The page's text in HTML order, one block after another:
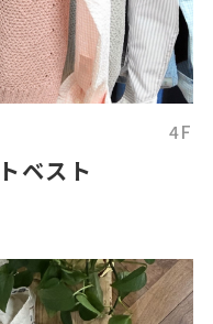
4F
ベスト